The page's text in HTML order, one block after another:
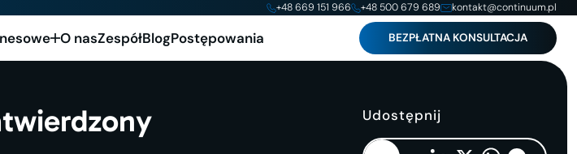
+48 669 151 966 +48 500 679 689 kontakt@continuum.pl
O nasZespółBlogPostępowania BEZPŁATNA KONSULTACJA
Udostępnij